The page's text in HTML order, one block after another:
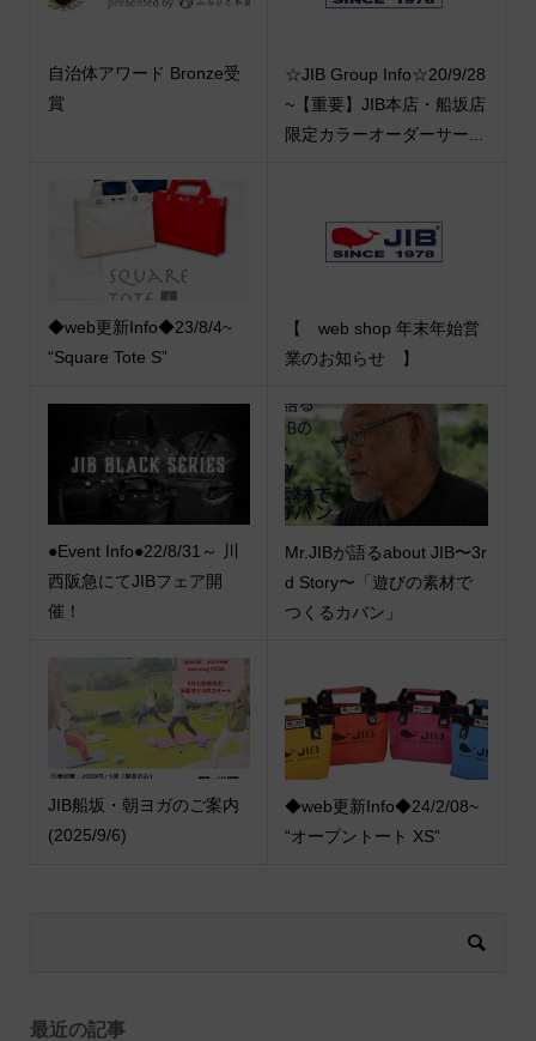
自治体アワード Bronze受
賞
☆JIB Group Info☆20/9/28
~【重要】JIB本店・船坂店
限定カラーオーダーサー...
◆web更新Info◆23/8/4~
“Square Tote S”
【 web shop 年末年始営
業のお知らせ 】
●Event Info●22/8/31～ 川
西阪急にてJIBフェア開
催！
Mr.JIBが語るabout JIB〜3r
d Story〜「遊びの素材で
つくるカバン」
JIB船坂・朝ヨガのご案内
(2025/9/6)
◆web更新Info◆24/2/08~
“オープントート XS”
最近の記事